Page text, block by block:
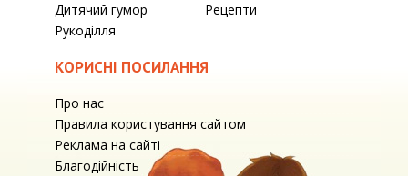
Дитячий гумор
Рецепти
Рукоділля
КОРИСНІ ПОСИЛАННЯ
Про нас
Правила користування сайтом
Реклама на сайті
Благодійність